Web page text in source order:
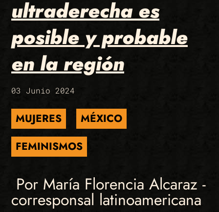
ultraderecha es
posible y probable
en la región
03 Junio 2024
MUJERES
MÉXICO
FEMINISMOS
Por María Florencia Alcaraz -
corresponsal latinoamericana